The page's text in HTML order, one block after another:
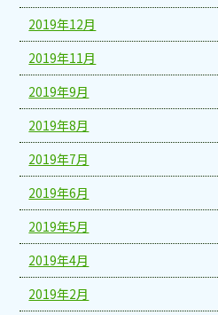
2019年12月
2019年11月
2019年9月
2019年8月
2019年7月
2019年6月
2019年5月
2019年4月
2019年2月